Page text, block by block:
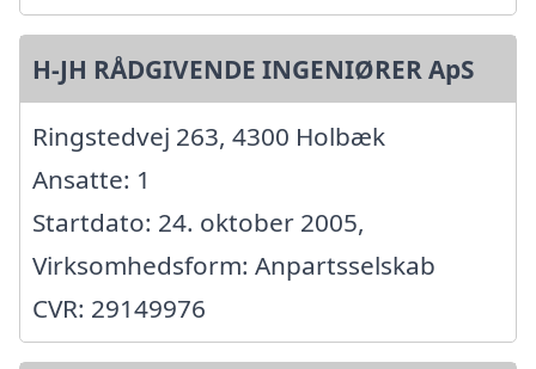
H-JH RÅDGIVENDE INGENIØRER ApS
Ringstedvej 263, 4300 Holbæk
Ansatte: 1
Startdato: 24. oktober 2005,
Virksomhedsform: Anpartsselskab
CVR: 29149976